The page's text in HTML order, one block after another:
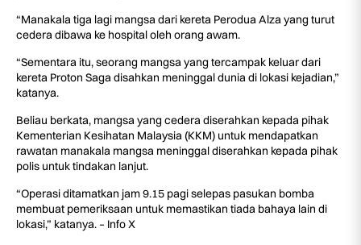
“Manakala tiga lagi mangsa dari kereta Perodua Alza yang turut
cedera dibawa ke hospital oleh orang awam.
“Sementara itu, seorang mangsa yang tercampak keluar dari
kereta Proton Saga disahkan meninggal dunia di lokasi kejadian,”
katanya.
Beliau berkata, mangsa yang cedera diserahkan kepada pihak
Kementerian Kesihatan Malaysia (KKM) untuk mendapatkan
rawatan manakala mangsa meninggal diserahkan kepada pihak
polis untuk tindakan lanjut.
“Operasi ditamatkan jam 9.15 pagi selepas pasukan bomba
membuat pemeriksaan untuk memastikan tiada bahaya lain di
lokasi,” katanya. – Info X